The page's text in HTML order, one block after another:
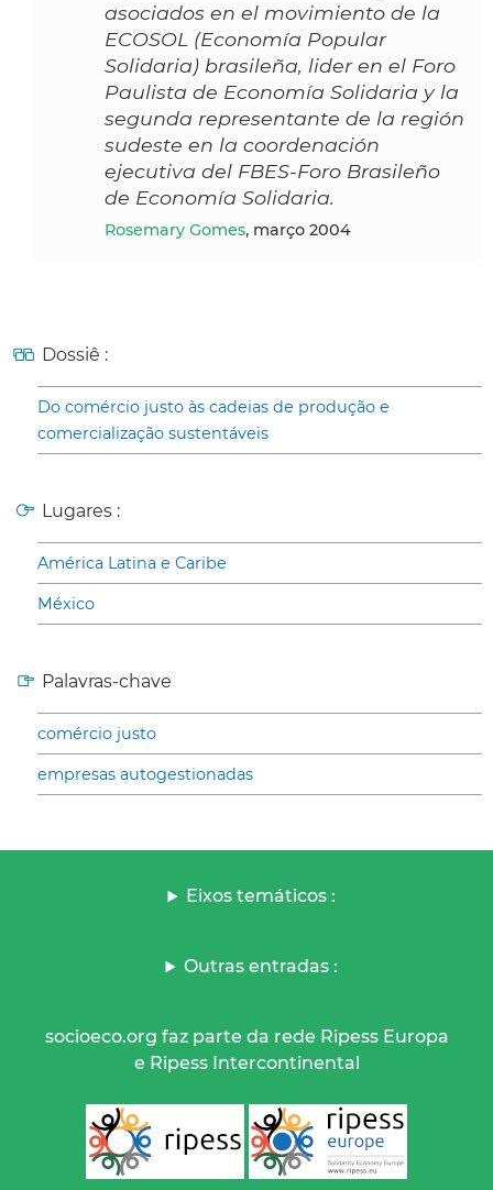
asociados en el movimiento de la
ECOSOL (Economía Popular
Solidaria) brasileña, lider en el Foro
Paulista de Economía Solidaria y la
segunda representante de la región
sudeste en la coordenación
ejecutiva del FBES-Foro Brasileño
de Economía Solidaria.
Rosemary Gomes, março 2004
Dossiê :
Do comércio justo às cadeias de produção e
comercialização sustentáveis
Lugares :
América Latina e Caribe
México
Palavras-chave
comércio justo
empresas autogestionadas
Eixos temáticos :
Outras entradas :
socioeco.org faz parte da rede Ripess Europa
e Ripess Intercontinental